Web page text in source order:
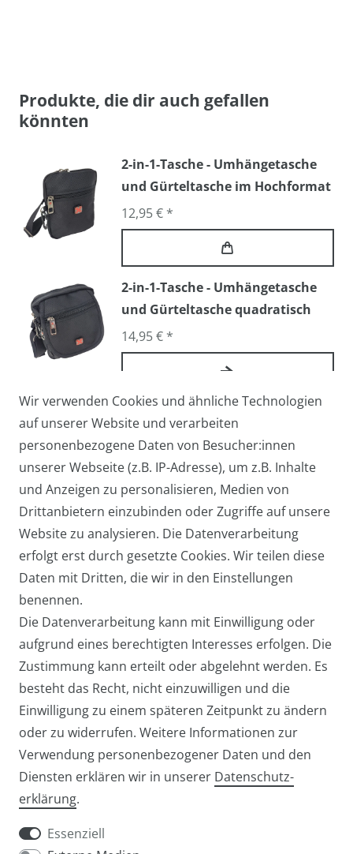
Produkte, die dir auch gefallen
könnten
2-in-1-Tasche - Umhängetasche
und Gürteltasche im Hochformat
12,95 € *
2-in-1-Tasche - Umhängetasche
und Gürteltasche quadratisch
14,95 € *
Arbeitstasche / Flugbegleiter /
Pilotentasche Medium
27,95 € *
Arbeitstasche / Laptoptasche /
Umhängetasche Groß
39,95 € *
Widerrufs­formular
Wir verwenden Cookies und ähnliche Technologien
auf unserer Website und verarbeiten
personenbezogene Daten von Besucher:innen
unserer Webseite (z.B. IP-Adresse), um z.B. Inhalte
und Anzeigen zu personalisieren, Medien von
Drittanbietern einzubinden oder Zugriffe auf unsere
Website zu analysieren. Die Datenverarbeitung
erfolgt erst durch gesetzte Cookies. Wir teilen diese
Daten mit Dritten, die wir in den Einstellungen
benennen.
Die Datenverarbeitung kann mit Einwilligung oder
aufgrund eines berechtigten Interesses erfolgen. Die
Zustimmung kann erteilt oder abgelehnt werden. Es
besteht das Recht, nicht einzuwilligen und die
Einwilligung zu einem späteren Zeitpunkt zu ändern
oder zu widerrufen. Weitere Informationen zur
Verwendung personenbezogener Daten und den
Diensten erklären wir in unserer Daten­schutz­
erklärung.
Essenziell